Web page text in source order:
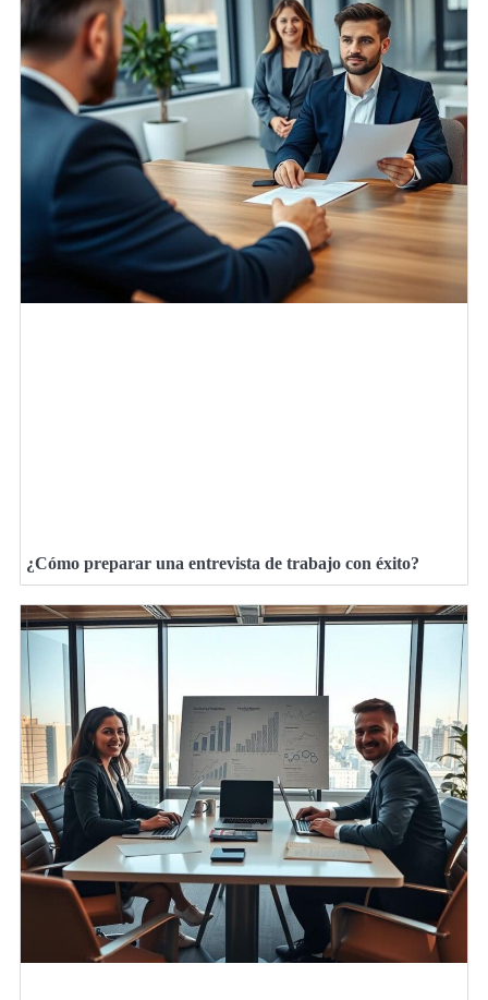
¿Cómo preparar una entrevista de trabajo con éxito?